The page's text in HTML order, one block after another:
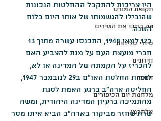
תקופת המנדט
פה כתבו את השירים
סיורי סליחות
חידונים
חנוכה
מלחמת יום הכיפורים
אלתרמן
היו צריכות להתקבל ההחלטות הנכונות
שהובילו להגשמותו של אותו היום בלוח
השנה.
חברי מועצת העם על מנת להצביע האם
להכריז על הקמתה של המדינה או לא,
למרות החלטת האו"ם ב29 לנובמבר 1947,
החליטה ארה"ב ברגע האמת לסגת
מהתמיכה ברעיון המדינה היהודית, ומשה
שרת שחזר מביקור בארה"ב הביא איתו מסר